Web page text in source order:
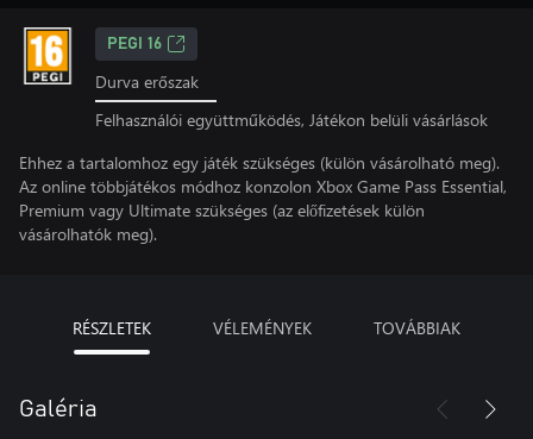
PEGI 16
Durva erőszak
Felhasználói együttműködés, Játékon belüli vásárlások
Ehhez a tartalomhoz egy játék szükséges (külön vásárolható meg).
Az online többjátékos módhoz konzolon Xbox Game Pass Essential,
Premium vagy Ultimate szükséges (az előfizetések külön
vásárolhatók meg).
RÉSZLETEK VÉLEMÉNYEK TOVÁBBIAK
Galéria